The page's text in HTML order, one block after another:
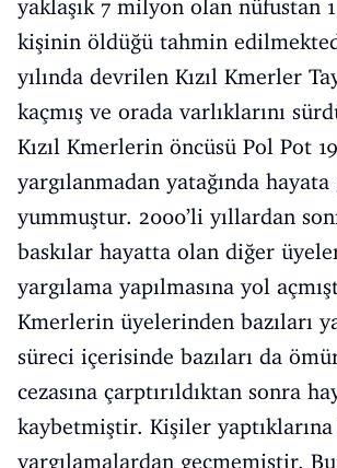
yaklaşık 7 milyon olan nüfustan
kişinin öldüğü tahmin
yılında devrilen Kızıl Kmerler
kaçmış ve orada varlıklarını
Kızıl Kmerlerin öncüsü Pol Pot
yargılanmadan yatağında
yummuştur. 2000’li yıllardan
baskılar hayatta olan diğer
yargılama yapılmasına yol
Kmerlerin üyelerinden bazıları
süreci içerisinde bazıları da
cezasına çarptırıldıktan sonra
kaybetmiştir. Kişiler yaptıklarına
yargılamalardan geçmemiştir.